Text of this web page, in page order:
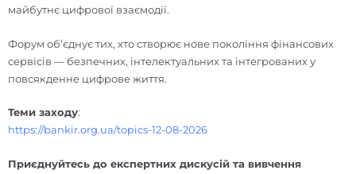
майбутнє цифрової взаємодії.
Форум об’єднує тих, хто створює нове покоління фінансових
сервісів — безпечних, інтелектуальних та інтегрованих у
повсякденне цифрове життя.
Теми заходу:
https://bankir.org.ua/topics-12-08-2026
Приєднуйтесь до експертних дискусій та вивчення